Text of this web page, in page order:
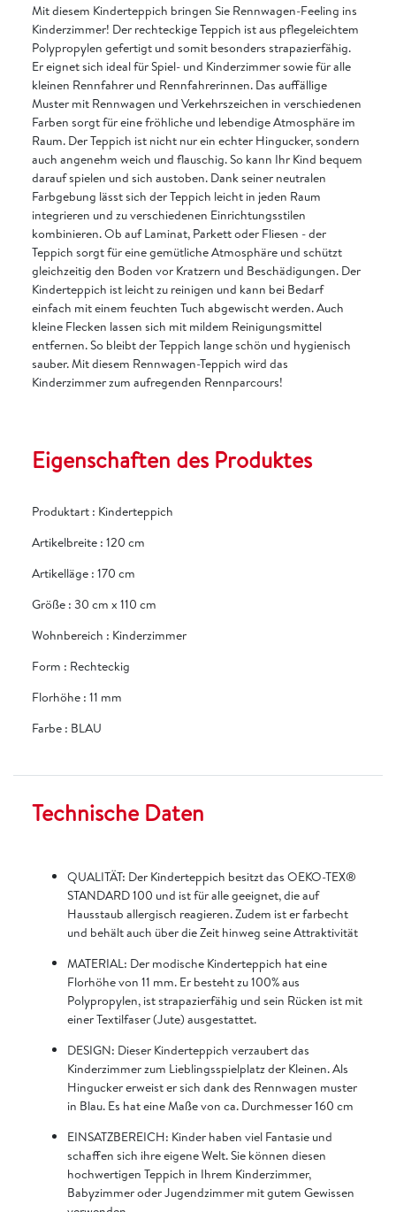
Mit diesem Kinderteppich bringen Sie Rennwagen-Feeling ins
Kinderzimmer! Der rechteckige Teppich ist aus pflegeleichtem
Polypropylen gefertigt und somit besonders strapazierfähig.
Er eignet sich ideal für Spiel- und Kinderzimmer sowie für alle
kleinen Rennfahrer und Rennfahrerinnen. Das auffällige
Muster mit Rennwagen und Verkehrszeichen in verschiedenen
Farben sorgt für eine fröhliche und lebendige Atmosphäre im
Raum. Der Teppich ist nicht nur ein echter Hingucker, sondern
auch angenehm weich und flauschig. So kann Ihr Kind bequem
darauf spielen und sich austoben. Dank seiner neutralen
Farbgebung lässt sich der Teppich leicht in jeden Raum
integrieren und zu verschiedenen Einrichtungsstilen
kombinieren. Ob auf Laminat, Parkett oder Fliesen - der
Teppich sorgt für eine gemütliche Atmosphäre und schützt
gleichzeitig den Boden vor Kratzern und Beschädigungen. Der
Kinderteppich ist leicht zu reinigen und kann bei Bedarf
einfach mit einem feuchten Tuch abgewischt werden. Auch
kleine Flecken lassen sich mit mildem Reinigungsmittel
entfernen. So bleibt der Teppich lange schön und hygienisch
sauber. Mit diesem Rennwagen-Teppich wird das
Kinderzimmer zum aufregenden Rennparcours!
Eigenschaften des Produktes
Produktart : Kinderteppich
Artikelbreite : 120 cm
Artikelläge : 170 cm
Größe : 30 cm x 110 cm
Wohnbereich : Kinderzimmer
Form : Rechteckig
Florhöhe : 11 mm
Farbe : BLAU
Technische Daten
QUALITÄT: Der Kinderteppich besitzt das OEKO-TEX®
STANDARD 100 und ist für alle geeignet, die auf
Hausstaub allergisch reagieren. Zudem ist er farbecht
und behält auch über die Zeit hinweg seine Attraktivität
MATERIAL: Der modische Kinderteppich hat eine
Florhöhe von 11 mm. Er besteht zu 100% aus
Polypropylen, ist strapazierfähig und sein Rücken ist mit
einer Textilfaser (Jute) ausgestattet.
DESIGN: Dieser Kinderteppich verzaubert das
Kinderzimmer zum Lieblingsspielplatz der Kleinen. Als
Hingucker erweist er sich dank des Rennwagen muster
in Blau. Es hat eine Maße von ca. Durchmesser 160 cm
EINSATZBEREICH: Kinder haben viel Fantasie und
schaffen sich ihre eigene Welt. Sie können diesen
hochwertigen Teppich in Ihrem Kinderzimmer,
Babyzimmer oder Jugendzimmer mit gutem Gewissen